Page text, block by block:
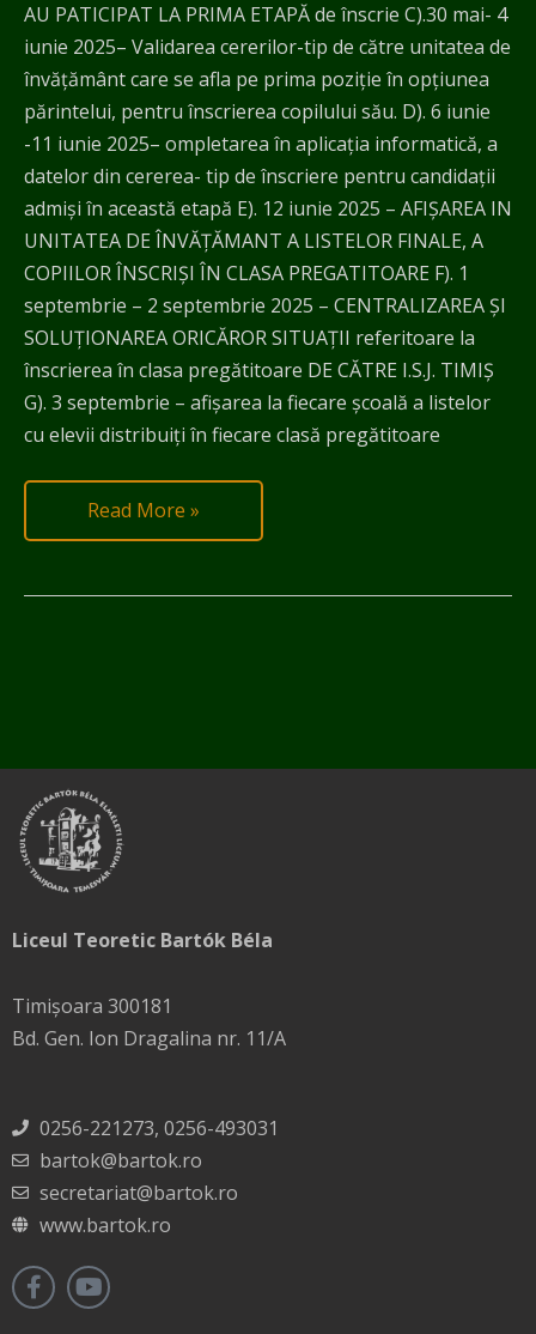
AU PATICIPAT LA PRIMA ETAPĂ de înscrie C).30 mai- 4
iunie 2025– Validarea cererilor-tip de către unitatea de
învăţământ care se afla pe prima poziţie în opțiunea
părintelui, pentru înscrierea copilului său. D). 6 iunie
-11 iunie 2025– ompletarea în aplicația informatică, a
datelor din cererea- tip de înscriere pentru candidaţii
admiși în această etapă E). 12 iunie 2025 – AFIŞAREA IN
UNITATEA DE ÎNVĂŢĂMANT A LISTELOR FINALE, A
COPIILOR ÎNSCRIŞI ÎN CLASA PREGATITOARE F). 1
septembrie – 2 septembrie 2025 – CENTRALIZAREA ȘI
SOLUŢIONAREA ORICĂROR SITUAȚII referitoare la
înscrierea în clasa pregătitoare DE CĂTRE I.S.J. TIMIŞ
G). 3 septembrie – afișarea la fiecare școală a listelor
cu elevii distribuiți în fiecare clasă pregătitoare
Read More »
Liceul Teoretic Bartók Béla
Timișoara 300181
Bd. Gen. Ion Dragalina nr. 11/A
0256-221273, 0256-493031
bartok@bartok.ro
secretariat@bartok.ro
www.bartok.ro